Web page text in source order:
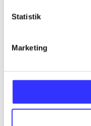
Statistik
Marketing
Alle registrerede
...
...
...